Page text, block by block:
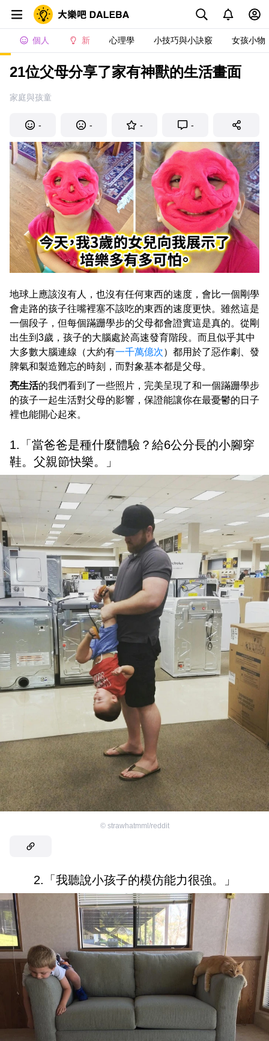
個人 新 心理學 小技巧與小訣竅 女孩小物
21位父母分享了家有神獸的生活畫面
家庭與孩童
- - - -
地球上應該沒有人，也沒有任何東西的速度，會比一個剛學
會走路的孩子往嘴裡塞不該吃的東西的速度更快。雖然這是
一個段子，但每個蹣跚學步的父母都會證實這是真的。從剛
出生到3歲，孩子的大腦處於高速發育階段。而且似乎其中
大多數大腦連線（大約有一千萬億次）都用於了惡作劇、發
脾氣和製造難忘的時刻，而對象基本都是父母。
亮生活的我們看到了一些照片，完美呈現了和一個蹣跚學步
的孩子一起生活對父母的影響，保證能讓你在最憂鬱的日子
裡也能開心起來。
1.「當爸爸是種什麼體驗？給6公分長的小腳穿
鞋。父親節快樂。」
© strawhatmml/reddit
2.「我聽說小孩子的模仿能力很強。」